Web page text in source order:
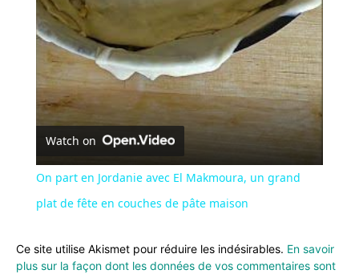
Watch on
On part en Jordanie avec El Makmoura, un grand
plat de fête en couches de pâte maison
Ce site utilise Akismet pour réduire les indésirables. En savoir
plus sur la façon dont les données de vos commentaires sont